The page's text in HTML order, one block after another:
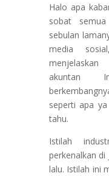
Halo apa
sobat
sebulan
media
akuntan
seperti apa
tahu.
Istilah
perkenalkan di
lalu. Istilah ini